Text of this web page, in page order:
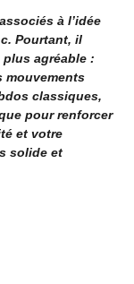
à l’idée
Pourtant, il
agréable :
mouvements
classiques,
pour renforcer
et votre
solide et